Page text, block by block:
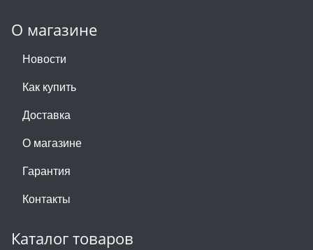
О магазине
Новости
Как купить
Доставка
О магазине
Гарантия
Контакты
Каталог товаров